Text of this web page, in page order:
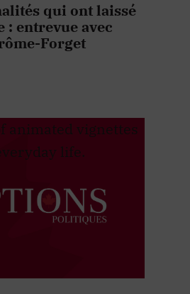
qui ont laissé
: entrevue avec
Forget